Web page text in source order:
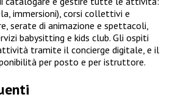
immersioni), corsi collettivi e
serate di animazione e spettacoli,
babysitting e kids club. Gli ospiti
tramite il concierge digitale, e il
per posto e per istruttore.